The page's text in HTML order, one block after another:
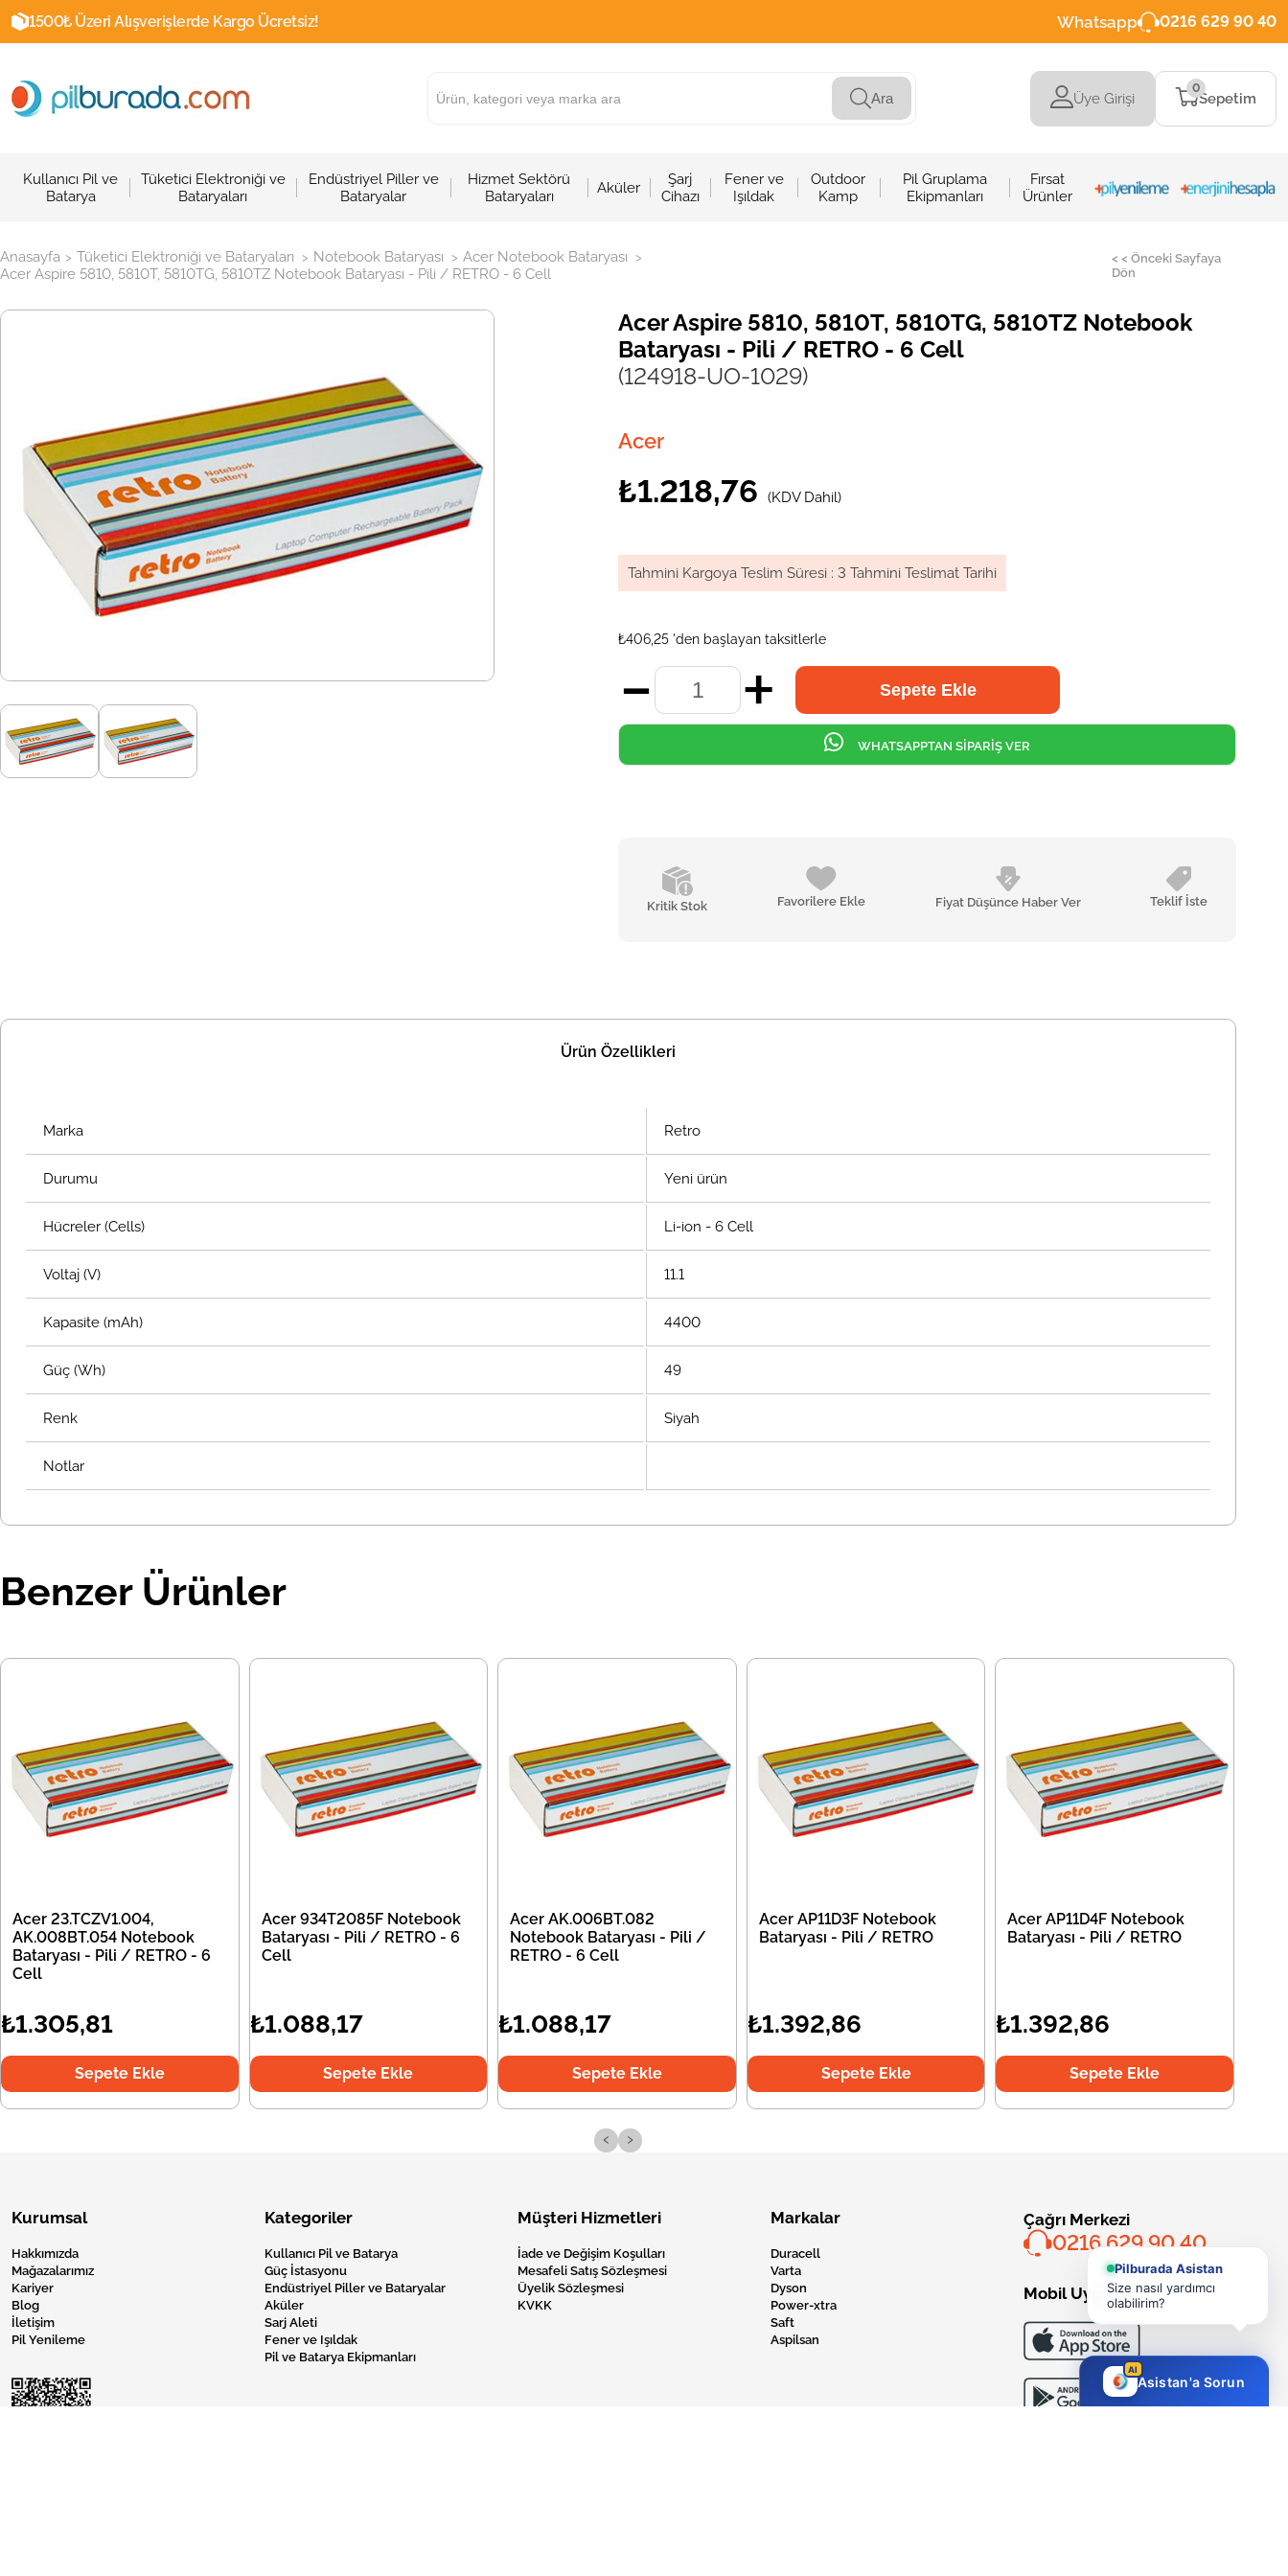
1500₺ Üzeri Alışverişlerde Kargo Ücretsiz! Whatsapp 0216 629 90 40
Ara Üye Girişi Sepetim
0
Kullanıcı Pil ve
Batarya
Tüketici Elektroniği ve
Bataryaları
Endüstriyel Piller ve
Bataryalar
Hizmet Sektörü
Bataryaları
Aküler
Şarj
Cihazı
Fener ve
Işıldak
Outdoor
Kamp
Pil Gruplama
Ekipmanları
Fırsat
Ürünler
Anasayfa > Tüketici Elektroniği ve Bataryaları > Notebook Bataryası > Acer Notebook Bataryası >
Acer Aspire 5810, 5810T, 5810TG, 5810TZ Notebook Bataryası - Pili / RETRO - 6 Cell
< < Önceki Sayfaya
Dön
Acer Aspire 5810, 5810T, 5810TG, 5810TZ Notebook
Bataryası - Pili / RETRO - 6 Cell
(124918-UO-1029)
Acer
₺1.218,76 (KDV Dahil)
Tahmini Kargoya Teslim Süresi : 3 Tahmini Teslimat Tarihi
₺406,25 'den başlayan taksitlerle
Kritik Stok Favorilere Ekle Fiyat Düşünce Haber Ver Teklif İste
WHATSAPPTAN SİPARİŞ VER
Ürün Özellikleri
Marka Retro
Durumu Yeni ürün
Hücreler (Cells) Li-ion - 6 Cell
Voltaj (V) 11.1
Kapasite (mAh) 4400
Güç (Wh) 49
Renk Siyah
Notlar
Benzer Ürünler
Acer 23.TCZV1.004,
AK.008BT.054 Notebook
Bataryası - Pili / RETRO - 6
Cell
₺1.305,81
Sepete Ekle
Acer 934T2085F Notebook
Bataryası - Pili / RETRO - 6
Cell
₺1.088,17
Sepete Ekle
Acer AK.006BT.082
Notebook Bataryası - Pili /
RETRO - 6 Cell
₺1.088,17
Sepete Ekle
Acer AP11D3F Notebook
Bataryası - Pili / RETRO
₺1.392,86
Sepete Ekle
Acer AP11D4F Notebook
Bataryası - Pili / RETRO
₺1.392,86
Sepete Ekle
‹ ›
Kurumsal
Hakkımızda
Mağazalarımız
Kariyer
Blog
İletişim
Pil Yenileme
Kategoriler
Kullanıcı Pil ve Batarya
Güç İstasyonu
Endüstriyel Piller ve Bataryalar
Aküler
Sarj Aleti
Fener ve Işıldak
Pil ve Batarya Ekipmanları
Müşteri Hizmetleri
İade ve Değişim Koşulları
Mesafeli Satış Sözleşmesi
Üyelik Sözleşmesi
KVKK
Markalar
Duracell
Varta
Dyson
Power-xtra
Saft
Aspilsan
Çağrı Merkezi
0216 629 90 40
Mobil Uygulama
Pilburada Asistan
Size nasıl yardımcı
olabilirim?
AI
Asistan'a Sorun